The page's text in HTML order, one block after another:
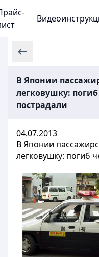
В Японии
легковушку:
пострадали
04.07.2013
В Японии
легковушку: погиб